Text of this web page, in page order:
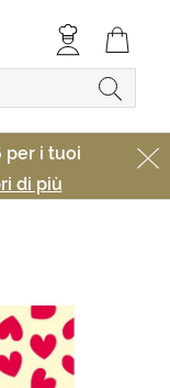
i tuoi
di più